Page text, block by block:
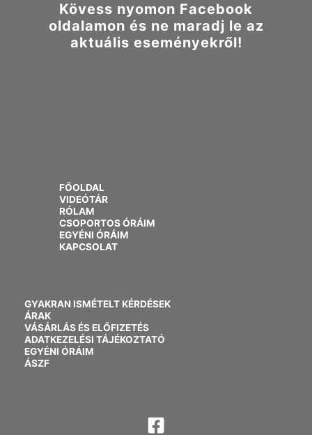
Kövess nyomon Facebook
oldalamon és ne maradj le az
aktuális eseményekről!
FŐOLDAL
VIDEÓTÁR
RÓLAM
CSOPORTOS ÓRÁIM
EGYÉNI ÓRÁIM
KAPCSOLAT
GYAKRAN ISMÉTELT KÉRDÉSEK
ÁRAK
VÁSÁRLÁS ÉS ELŐFIZETÉS
ADATKEZELÉSI TÁJÉKOZTATÓ
EGYÉNI ÓRÁIM
ÁSZF